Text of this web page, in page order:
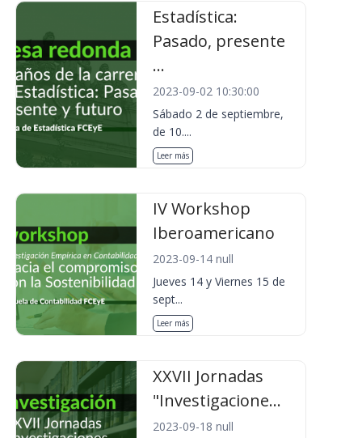
Estadística:
Pasado, presente
...
2023-09-02 10:30:00
Sábado 2 de septiembre,
de 10....
Leer más
IV Workshop
Iberoamericano
2023-09-14 null
Jueves 14 y Viernes 15 de
sept...
Leer más
XXVII Jornadas
"Investigacione...
2023-09-18 null